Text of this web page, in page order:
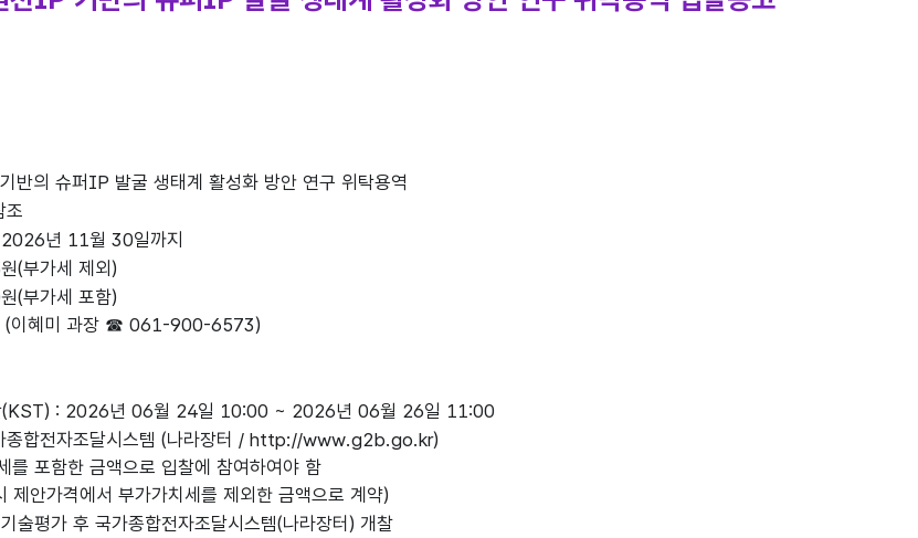
반의 슈퍼IP 발굴 생태계 활성화 방안 연구 위탁용역
조
년 11월 30일까지
(부가세 제외)
(부가세 포함)
(이혜미 과장 ☎ 061-900-6573)
(KST) : 2026년 06월 24일 10:00 ~ 2026년 06월 26일 11:00
종합전자조달시스템 (나라장터 / http://www.g2b.go.kr)
를 포함한 금액으로 입찰에 참여하여야 함
제안가격에서 부가가치세를 제외한 금액으로 계약)
술평가 후 국가종합전자조달시스템(나라장터) 개찰